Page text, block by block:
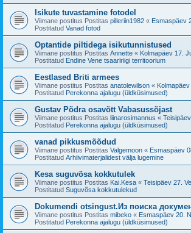
Isikute tuvastamine fotodel
Viimane postitus Postitas pilleriin1982 « Esmaspäev
Postitatud Vanad fotod
Optantide piltidega isikutunnistused
Viimane postitus Postitas Annette « Kolmapäev 17.
Postitatud Endine Vene tsaaririigi territoorium
Eestlased Briti armees
Viimane postitus Postitas anatolewilson «
Postitatud Perekonna ajalugu (üldküsimused)
Gustav Põdra osavõtt Vabasussõjast
Viimane postitus Postitas liinarosimannus «
Postitatud Perekonna ajalugu (üldküsimused)
vanad pikkusmõõdud
Viimane postitus Postitas Valgemoon « Esmaspäev
Postitatud Arhiivimaterjalidest välja lugemine
Kesa suguvõsa kokkutulek
Viimane postitus Postitas Kai.Kesa « Teisipäev 27.
Postitatud Suguvõsa kokkutulekud
Dokumendi otsingust.Из поиска
Viimane postitus Postitas mibeko « Esmaspäev 20.
Postitatud Perekonna ajalugu (üldküsimused)